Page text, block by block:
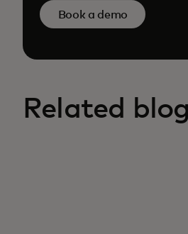
Book a demo
Related